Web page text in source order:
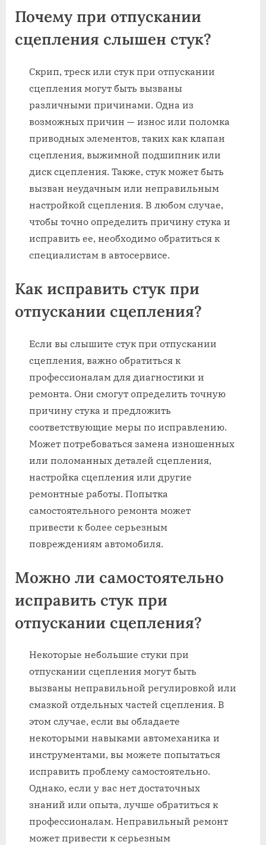
Почему при отпускании
сцепления слышен стук?
Скрип, треск или стук при отпускании
сцепления могут быть вызваны
различными причинами. Одна из
возможных причин — износ или поломка
приводных элементов, таких как клапан
сцепления, выжимной подшипник или
диск сцепления. Также, стук может быть
вызван неудачным или неправильным
настройкой сцепления. В любом случае,
чтобы точно определить причину стука и
исправить ее, необходимо обратиться к
специалистам в автосервисе.
Как исправить стук при
отпускании сцепления?
Если вы слышите стук при отпускании
сцепления, важно обратиться к
профессионалам для диагностики и
ремонта. Они смогут определить точную
причину стука и предложить
соответствующие меры по исправлению.
Может потребоваться замена изношенных
или поломанных деталей сцепления,
настройка сцепления или другие
ремонтные работы. Попытка
самостоятельного ремонта может
привести к более серьезным
повреждениям автомобиля.
Можно ли самостоятельно
исправить стук при
отпускании сцепления?
Некоторые небольшие стуки при
отпускании сцепления могут быть
вызваны неправильной регулировкой или
смазкой отдельных частей сцепления. В
этом случае, если вы обладаете
некоторыми навыками автомеханика и
инструментами, вы можете попытаться
исправить проблему самостоятельно.
Однако, если у вас нет достаточных
знаний или опыта, лучше обратиться к
профессионалам. Неправильный ремонт
может привести к серьезным